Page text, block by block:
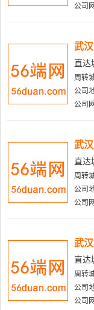
公司
武
直达
周转
公司
公司
武
直达
周转
公司
公司
武
直达
周转
公司
公司